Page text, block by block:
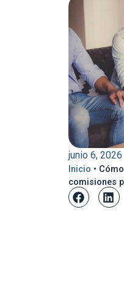
junio 6, 2026
Inicio •
comisiones